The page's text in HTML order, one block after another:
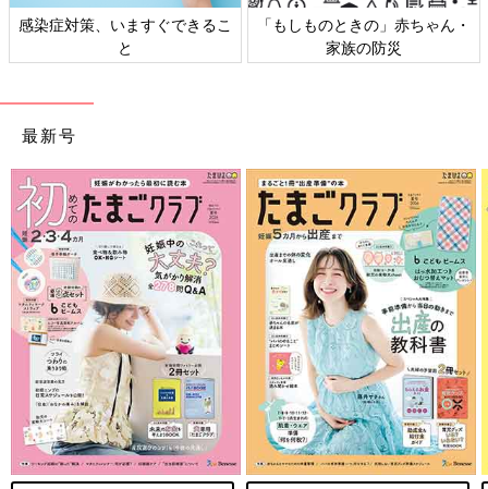
＊「たまひよ赤ちゃんグッズ大賞」は、2010年にスタートした
全国ママアンケート。2021年は生後0ヶ月～ 1才6ヶ月の赤ちゃん
ご了承ください。
※記事の内容は記載当時の情報であり、現在と異なる場合があります。
感染症対策、いますぐできるこ
と
「もしものときの」赤ちゃん・
家族の防災
最新号